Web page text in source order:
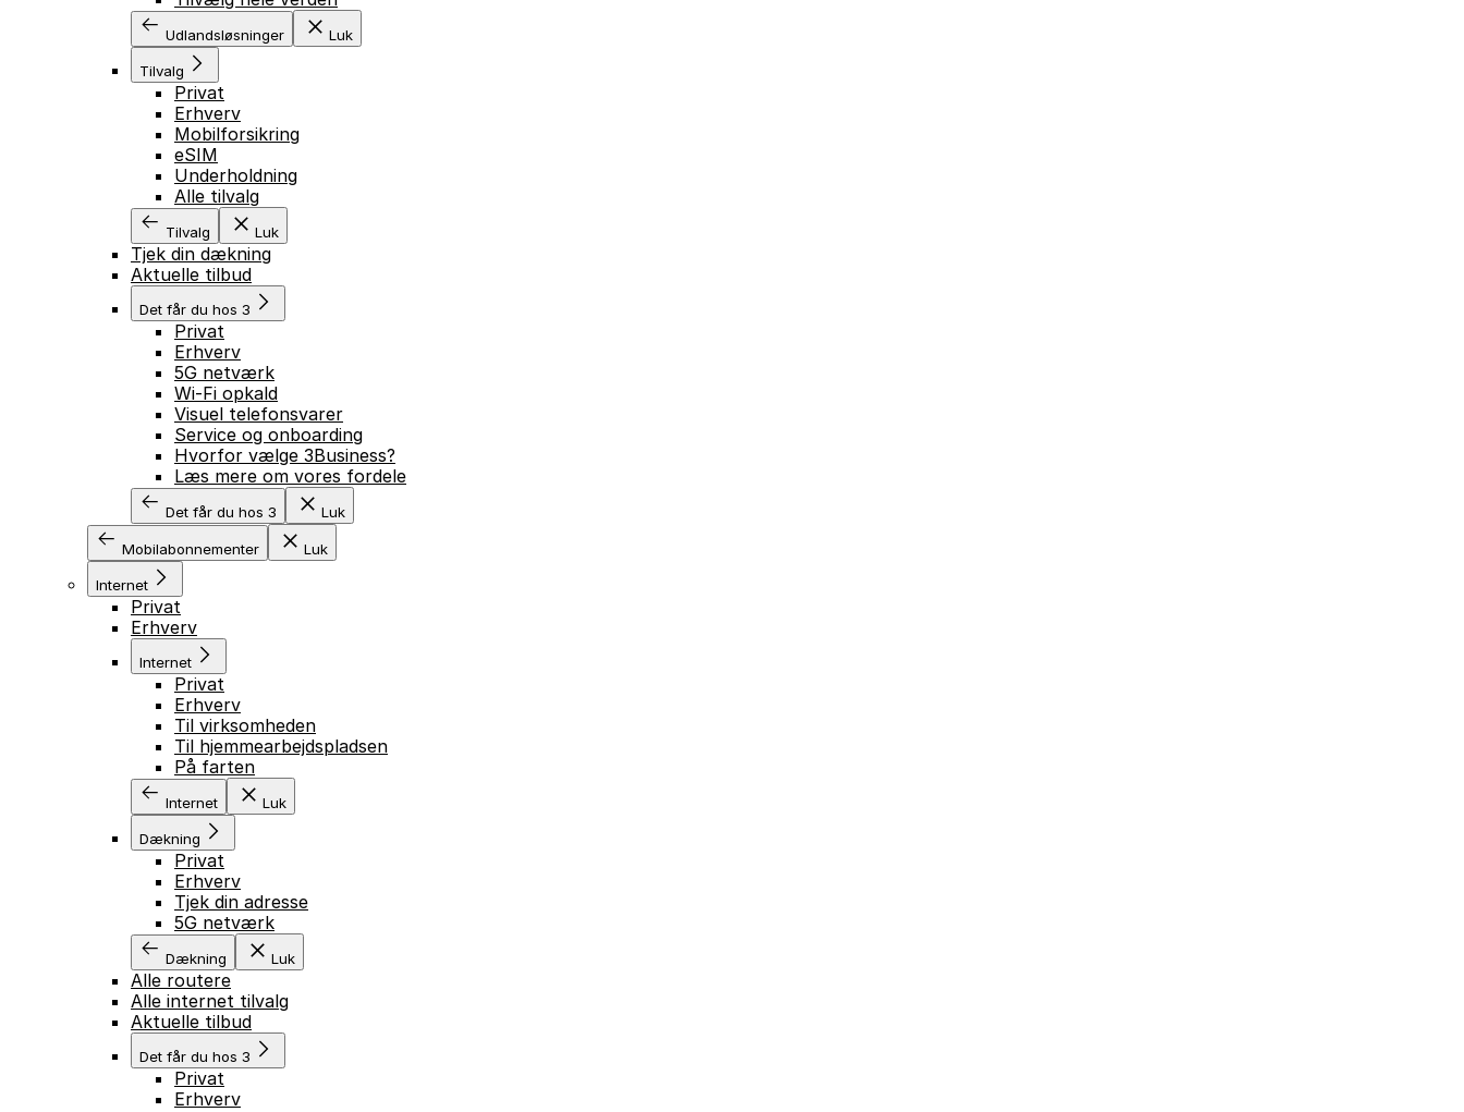
Udlandsløsninger Luk
Tilvalg
Privat
Erhverv
Mobilforsikring
eSIM
Underholdning
Alle tilvalg
Tilvalg Luk
Tjek din dækning
Aktuelle tilbud
Det får du hos 3
Privat
Erhverv
5G netværk
Wi-Fi opkald
Visuel telefonsvarer
Service og onboarding
Hvorfor vælge 3Business?
Læs mere om vores fordele
Det får du hos 3 Luk
Mobilabonnementer Luk
Internet
Privat
Erhverv
Internet
Privat
Erhverv
Til virksomheden
Til hjemmearbejdspladsen
På farten
Internet Luk
Dækning
Privat
Erhverv
Tjek din adresse
5G netværk
Dækning Luk
Alle routere
Alle internet tilvalg
Aktuelle tilbud
Det får du hos 3
Privat
Erhverv